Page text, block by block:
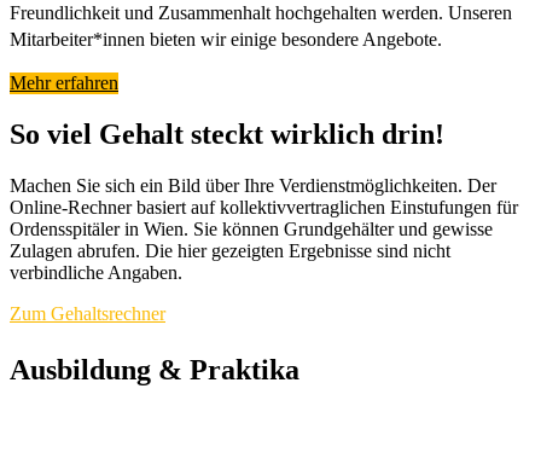
Freundlichkeit und Zusammenhalt hochgehalten werden. Unseren
Mitarbeiter*innen bieten wir einige besondere Angebote.
Mehr erfahren
So viel Gehalt steckt wirklich drin!
Machen Sie sich ein Bild über Ihre Verdienstmöglichkeiten. Der
Online-Rechner basiert auf kollektivvertraglichen Einstufungen für
Ordensspitäler in Wien. Sie können Grundgehälter und gewisse
Zulagen abrufen. Die hier gezeigten Ergebnisse sind nicht
verbindliche Angaben.
Zum Gehaltsrechner
Ausbildung & Praktika